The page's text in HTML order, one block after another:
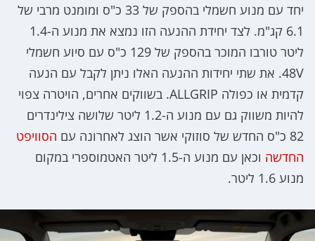
יחד עם מנוע חשמלי בהספק של 33 כ"ס ומומנט מרבי של
6.1 קג"מ. לצד יחידת ההנעה הזו נמצא את מנוע ה-1.4
ליטר טורבו המוכר בהספק של 129 כ"ס עם סיוע חשמלי
48V. את שתי יחידות ההנעה האלו ניתן לקבל עם הנעה
קדמית או כפולה ALLGRIP. בשווקים אחרים, הויטרה צפוי
להיות משווק גם עם מנוע ה-1.2 ליטר שלושה צילינדרים
82 כ"ס החדש של סוזוקי אשר הוצג לאחרונה עם
הסוויפט
החדשה
וכאן עם מנוע ה-1.5 ליטר האטמוספרי במקום
מנוע 1.6 ליטר.